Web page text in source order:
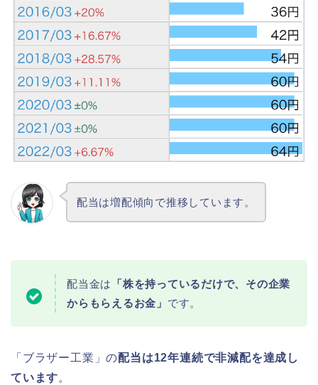
配当は増配傾向で推移しています。
配当金は
「株を持っているだけで、その企業
からもらえるお金」 です。
「ブラザー工業」の配当は12年連続で非減配を達成し
ています。